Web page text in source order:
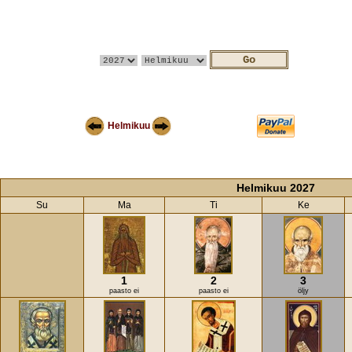
Helmikuu
Helmikuu 2027
Su Ma Ti Ke
1
paasto ei
2
paasto ei
3
öljy